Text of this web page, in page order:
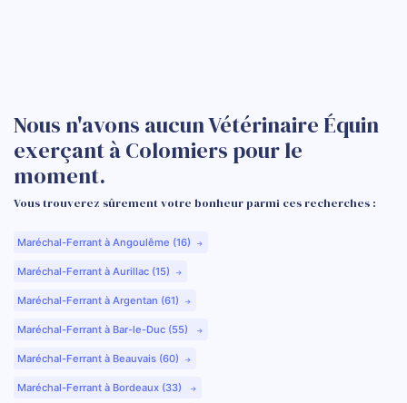
Nous n'avons aucun Vétérinaire Équin
exerçant à Colomiers pour le
moment.
Vous trouverez sûrement votre bonheur parmi ces recherches :
Maréchal-Ferrant à Angoulême (16)
Maréchal-Ferrant à Aurillac (15)
Maréchal-Ferrant à Argentan (61)
Maréchal-Ferrant à Bar-le-Duc (55)
Maréchal-Ferrant à Beauvais (60)
Maréchal-Ferrant à Bordeaux (33)